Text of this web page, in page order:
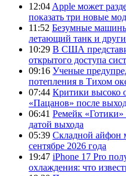
12:04 Apple может
показать три новые
11:52 Безумные
летающий танк и
10:29 В США
открытого доступа
09:16 Ученые
потепления в Тихом
07:44 Критики высоко
«Пацанов» после
06:41 Ремейк
датой выхода
05:39 Складной айфон
сентябре 2026 года
19:47 iPhone 17 Pro
охлаждения: что